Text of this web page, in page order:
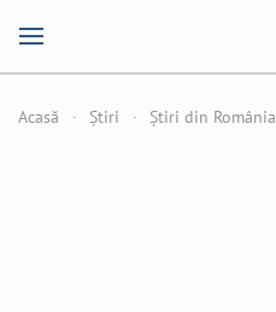
Acasă Știri Știri din România